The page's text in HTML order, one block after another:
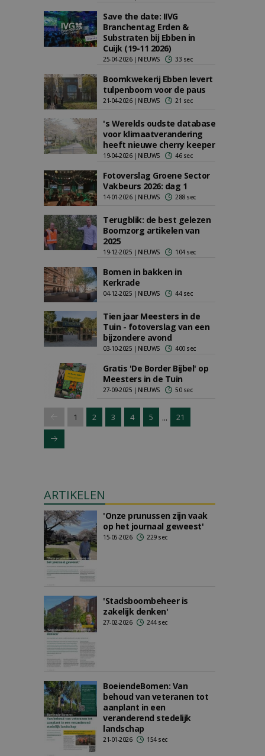
Save the date: IIVG
Branchentag Erden &
Substraten bij Ebben in
Cuijk (19-11 2026)
25-04-2026 | NIEUWS 33 sec
Boomkwekerij Ebben levert
tulpenboom voor de paus
21-04-2026 | NIEUWS 21 sec
's Werelds oudste database
voor klimaatverandering
heeft nieuwe cherry keeper
19-04-2026 | NIEUWS 46 sec
Fotoverslag Groene Sector
Vakbeurs 2026: dag 1
14-01-2026 | NIEUWS 288 sec
Terugblik: de best gelezen
Boomzorg artikelen van
2025
19-12-2025 | NIEUWS 104 sec
Bomen in bakken in
Kerkrade
04-12-2025 | NIEUWS 44 sec
Tien jaar Meesters in de
Tuin - fotoverslag van een
bijzondere avond
03-10-2025 | NIEUWS 400 sec
Gratis 'De Border Bijbel' op
Meesters in de Tuin
27-09-2025 | NIEUWS 50 sec
1 2 3 4 5 ... 21
ARTIKELEN
'Onze prunussen zijn vaak
op het journaal geweest'
15-05-2026 229 sec
'Stadsboombeheer is
zakelijk denken'
27-02-2026 244 sec
BoeiendeBomen: Van
behoud van veteranen tot
aanplant in een
veranderend stedelijk
landschap
21-01-2026 154 sec